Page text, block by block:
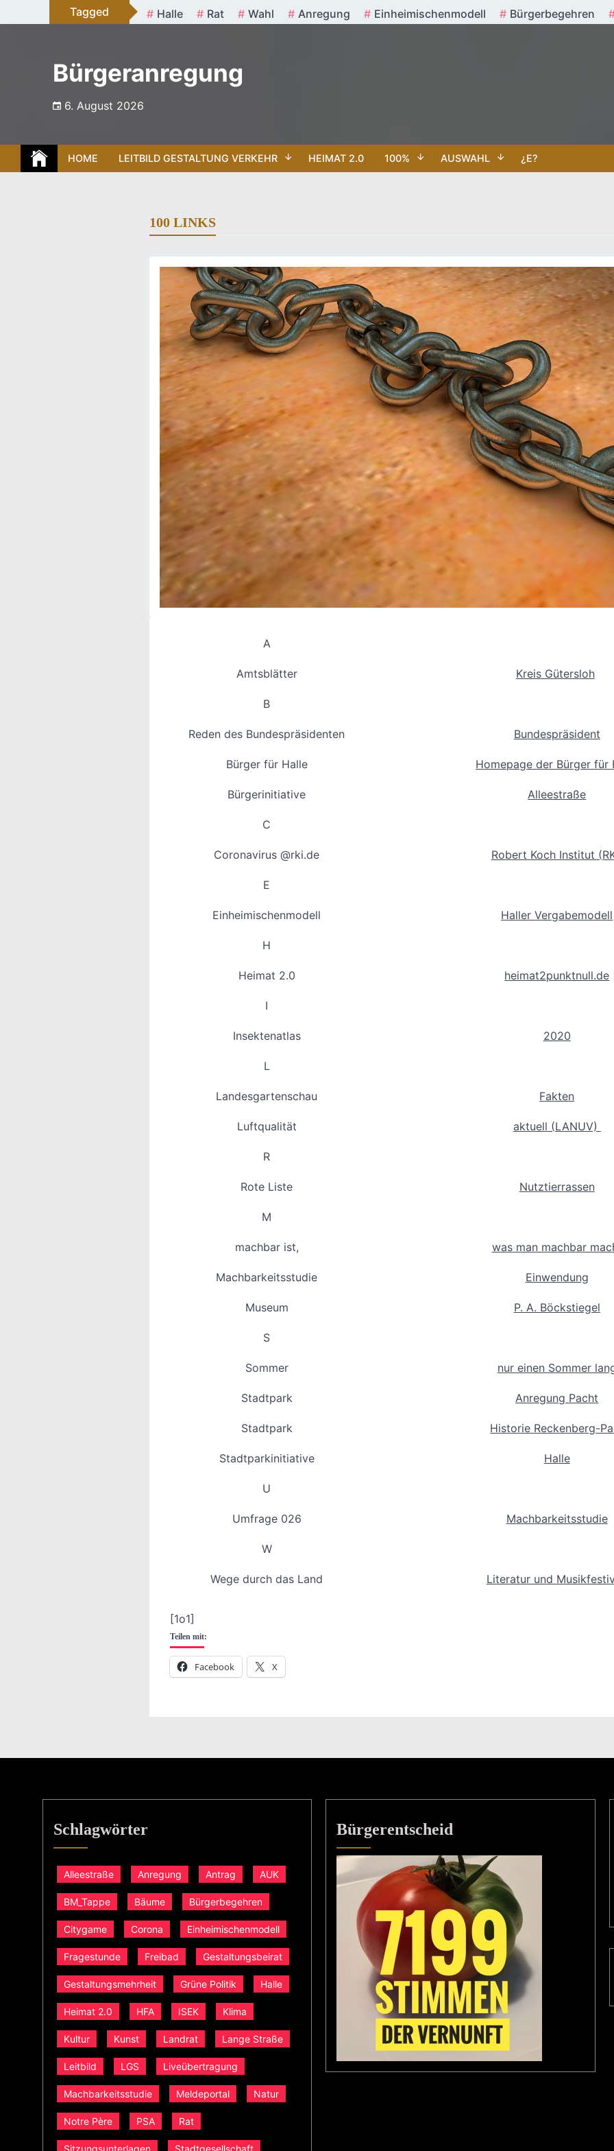
to
Tagged Halle Rat Wahl Anregung Einheimischenmodell Bürgerbegehren
Bürgeranregung
6. August 2026
HOME LEITBILD GESTALTUNG VERKEHR HEIMAT 2.0 100% AUSWAHL ¿E?
100 LINKS
A
Amtsblätter Kreis Gütersloh
B
Reden des Bundespräsidenten Bundespräsident
Bürger für Halle Homepage der Bürger für
Bürgerinitiative Alleestraße
C
Coronavirus @rki.de Robert Koch Institut
E
Einheimischenmodell Haller Vergabemodell
H
Heimat 2.0 heimat2punktnull.de
I
Insektenatlas 2020
L
Landesgartenschau Fakten
Luftqualität aktuell (LANUV)
R
Rote Liste Nutztierrassen
M
machbar ist, was man machbar
Machbarkeitsstudie Einwendung
Museum P. A. Böckstiegel
S
Sommer nur einen Sommer
Stadtpark Anregung Pacht
Stadtpark Historie Reckenberg-
Stadtparkinitiative Halle
U
Umfrage 026 Machbarkeitsstudie
W
Wege durch das Land Literatur und
[1o1]
Teilen mit:
Facebook X
Schlagwörter
Alleestraße Anregung Antrag AUK
BM_Tappe Bäume Bürgerbegehren
Citygame Corona Einheimischenmodell
Fragestunde Freibad Gestaltungsbeirat
Gestaltungsmehrheit Grüne Politik Halle
Heimat 2.0 HFA ISEK Klima
Kultur Kunst Landrat Lange Straße
Leitbild LGS Liveübertragung
Machbarkeitsstudie Meldeportal Natur
Notre Père PSA Rat
Bürgerentscheid